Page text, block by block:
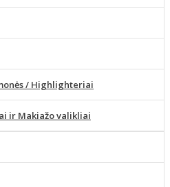
/ Highlighteriai
ir Makiažo valikliai